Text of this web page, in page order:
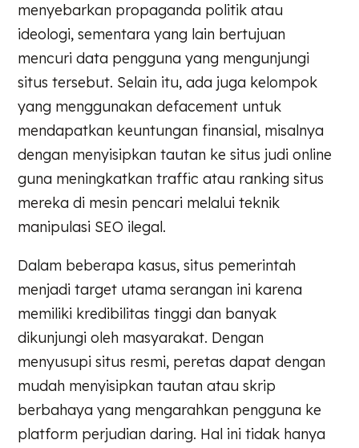
menyebarkan propaganda politik atau
ideologi, sementara yang lain bertujuan
mencuri data pengguna yang mengunjungi
situs tersebut. Selain itu, ada juga kelompok
yang menggunakan defacement untuk
mendapatkan keuntungan finansial, misalnya
dengan menyisipkan tautan ke situs judi online
guna meningkatkan traffic atau ranking situs
mereka di mesin pencari melalui teknik
manipulasi SEO ilegal.
Dalam beberapa kasus, situs pemerintah
menjadi target utama serangan ini karena
memiliki kredibilitas tinggi dan banyak
dikunjungi oleh masyarakat. Dengan
menyusupi situs resmi, peretas dapat dengan
mudah menyisipkan tautan atau skrip
berbahaya yang mengarahkan pengguna ke
platform perjudian daring. Hal ini tidak hanya